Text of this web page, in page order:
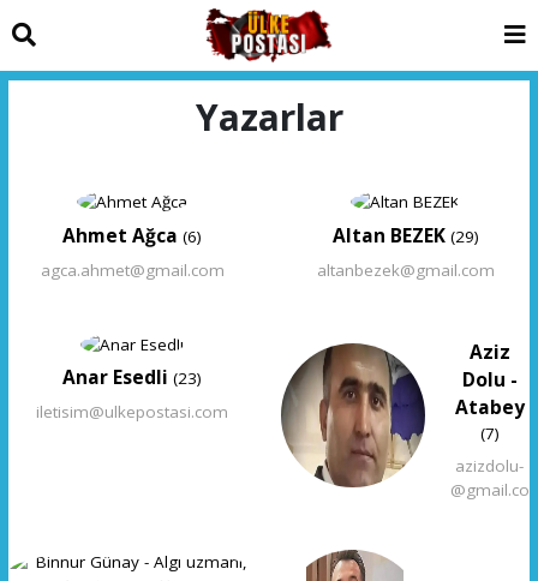
Yazarlar
Ahmet Ağca (6)
agca.ahmet@gmail.com
Altan BEZEK(29)
altanbezek@gmail.com
Anar Esedli (23)
iletisim@ulkepostasi.com
Aziz
Dolu -
Atabey
(7)
azizdolu-
@gmail.co